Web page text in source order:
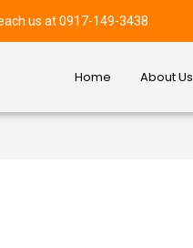
us at 0917-149-3438
Home About Us